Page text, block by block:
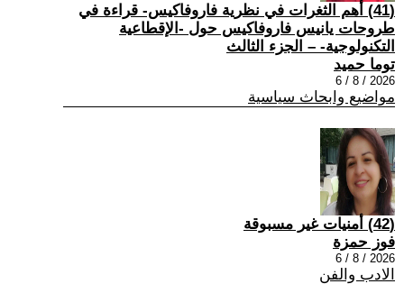
(41) أهم الثغرات في نظرية فاروفاكيس- قراءة في
طروحات يانيس فاروفاكيس حول -الإقطاعية
التكنولوجية- – الجزء الثالث
توما حميد
2026 / 8 / 6
مواضيع وابحاث سياسية
(42) أمنيات غير مسبوقة
فوز حمزة
2026 / 8 / 6
الادب والفن